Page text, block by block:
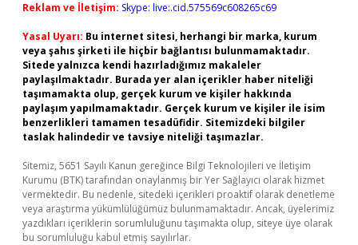
Reklam ve İletişim: Skype: live:.cid.575569c608265c69
Yasal Uyarı: Bu internet sitesi, herhangi bir marka, kurum
veya şahıs şirketi ile hiçbir bağlantısı bulunmamaktadır.
Sitede yalnızca kendi hazırladığımız makaleler
paylaşılmaktadır. Burada yer alan içerikler haber niteliği
taşımamakta olup, gerçek kurum ve kişiler hakkında
paylaşım yapılmamaktadır. Gerçek kurum ve kişiler ile isim
benzerlikleri tamamen tesadüfidir. Sitemizdeki bilgiler
taslak halindedir ve tavsiye niteliği taşımazlar.
Sitemiz, 5651 Sayılı Kanun gereğince Bilgi Teknolojileri ve İletişim
Kurumu (BTK) tarafından onaylanmış bir Yer Sağlayıcı olarak hizmet
vermektedir. Bu nedenle, sitedeki içerikleri proaktif olarak denetleme
veya araştırma yükümlülüğümüz bulunmamaktadır. Ancak, üyelerimiz
yazdıkları içeriklerin sorumluluğunu taşımakta olup, siteye üye olarak
bu sorumluluğu kabul etmiş sayılırlar.